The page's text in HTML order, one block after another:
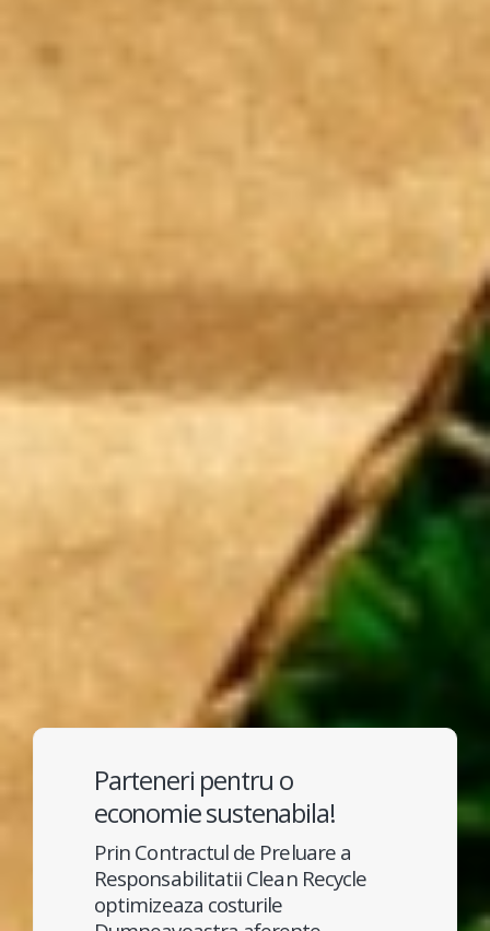
Parteneri pentru o
economie sustenabila!
Prin Contractul de Preluare a
Responsabilitatii Clean Recycle
optimizeaza costurile